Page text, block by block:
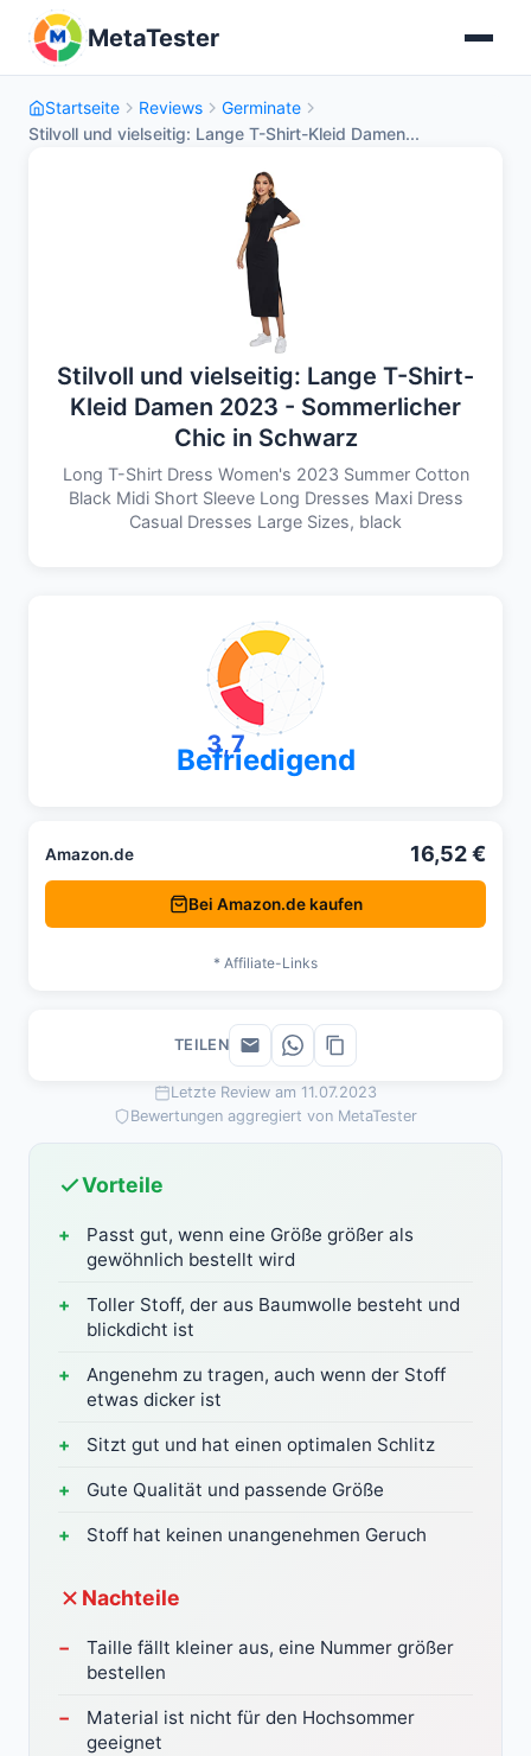
MetaTester
Startseite Reviews
Germinate
Stilvoll und vielseitig: Lange T-Shirt-Kleid Damen...
Stilvoll und vielseitig: Lange T-Shirt-
Kleid Damen 2023 - Sommerlicher
Chic in Schwarz
Long T-Shirt Dress Women's 2023 Summer Cotton
Black Midi Short Sleeve Long Dresses Maxi Dress
Casual Dresses Large Sizes, black
Letzte Review am 11.07.2023
Bewertungen aggregiert von MetaTester
Vorteile
Passt gut, wenn eine Größe größer als
gewöhnlich bestellt wird
Toller Stoff, der aus Baumwolle besteht und
blickdicht ist
Angenehm zu tragen, auch wenn der Stoff
etwas dicker ist
Sitzt gut und hat einen optimalen Schlitz
Gute Qualität und passende Größe
Stoff hat keinen unangenehmen Geruch
Nachteile
Taille fällt kleiner aus, eine Nummer größer
bestellen
Material ist nicht für den Hochsommer
geeignet
3,7
Befriedigend
Amazon.de 16,52 €
Bei Amazon.de kaufen
* Affiliate-Links
TEILEN